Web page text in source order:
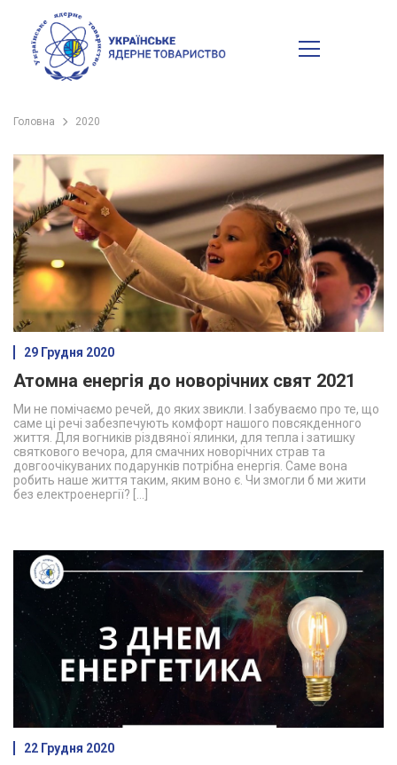
Головна 2020
29 Грудня 2020
Атомна енергія до новорічних свят 2021
Ми не помічаємо речей, до яких звикли. І забуваємо про те, що
саме ці речі забезпечують комфорт нашого повсякденного
життя. Для вогників різдвяної ялинки, для тепла і затишку
святкового вечора, для смачних новорічних страв та
довгоочікуваних подарунків потрібна енергія. Саме вона
робить наше життя таким, яким воно є. Чи змогли б ми жити
без електроенергії? […]
22 Грудня 2020